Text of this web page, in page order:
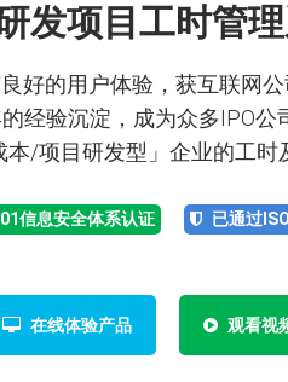
发项目工时管
好的用户体验，获互联网
经验沉淀，成为众多IPO公
/项目研发型」企业的工时
信息安全体系认证 已通过
在线体验产品 观看视